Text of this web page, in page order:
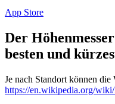
App Store
Der
besten und
Je nach Standort können
https://en.wikipedia.org/